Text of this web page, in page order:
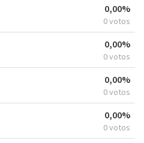
0,00%
0 votos
0,00%
0 votos
0,00%
0 votos
0,00%
0 votos